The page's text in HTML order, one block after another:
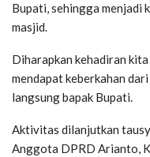
Bupati, sehingga menjadi
masjid.
Diharapkan kehadiran
mendapat keberkahan
langsung bapak Bupati.
Aktivitas dilanjutkan
Anggota DPRD Arianto,